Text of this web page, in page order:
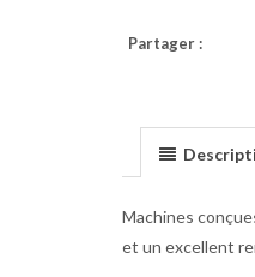
Partager :
Machines
et un excellent